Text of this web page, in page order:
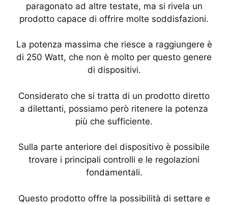
paragonato ad altre testate, ma si rivela un
prodotto capace di offrire molte soddisfazioni.
La potenza massima che riesce a raggiungere è
di 250 Watt, che non è molto per questo genere
di dispositivi.
Considerato che si tratta di un prodotto diretto
a dilettanti, possiamo però ritenere la potenza
più che sufficiente.
Sulla parte anteriore del dispositivo è possibile
trovare i principali controlli e le regolazioni
fondamentali.
Questo prodotto offre la possibilità di settare e